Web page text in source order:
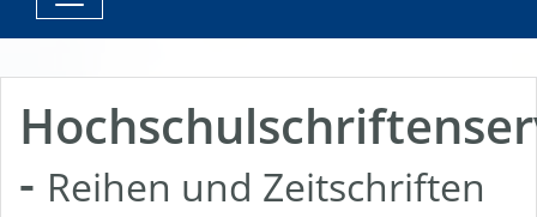
- Reihen und Zeitschriften